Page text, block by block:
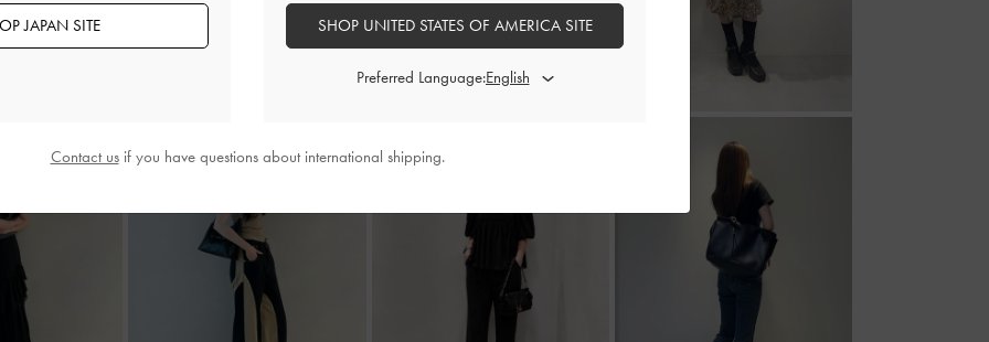
JAPAN SITE SHOP UNITED STATES OF AMERICA SITE
Preferred Language:
Contact usif you have questions about international shipping.